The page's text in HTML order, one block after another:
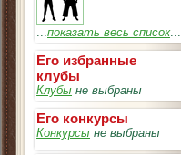
...показать весь список...
Его избранные
клубы
Клубы не выбраны
Его конкурсы
Конкурсы не выбраны